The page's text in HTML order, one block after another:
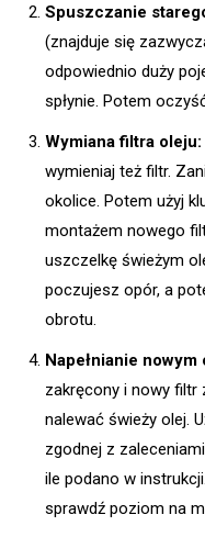
Spuszczanie
(znajduje się
odpowiednio duży
spłynie. Potem
Wymiana filtra oleju:
wymieniaj też filtr.
okolice. Potem użyj
montażem nowego
uszczelkę świeżym
poczujesz opór, a
obrotu.
Napełnianie nowym
zakręcony i nowy
nalewać świeży olej.
zgodnej z
ile podano w
sprawdź poziom na